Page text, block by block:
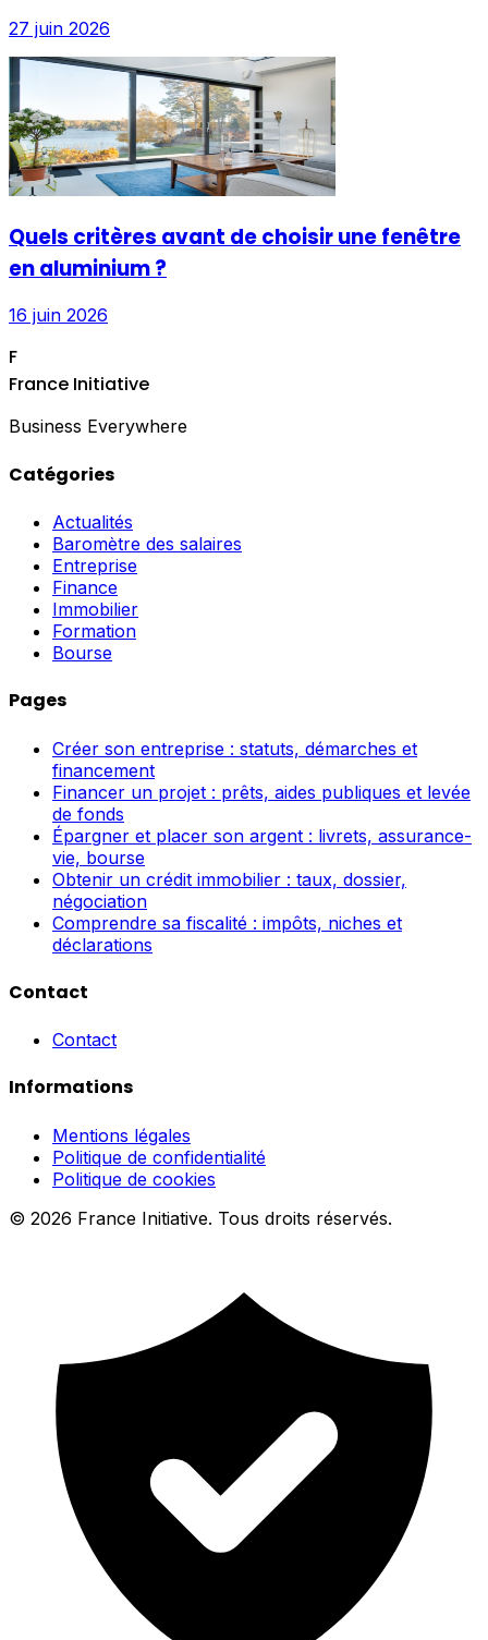
27 juin 2026
Quels critères avant de choisir une fenêtre
en aluminium ?
16 juin 2026
F
France Initiative
Business Everywhere
Catégories
Actualités
Baromètre des salaires
Entreprise
Finance
Immobilier
Formation
Bourse
Pages
Créer son entreprise : statuts, démarches et
financement
Financer un projet : prêts, aides publiques et levée
de fonds
Épargner et placer son argent : livrets, assurance-
vie, bourse
Obtenir un crédit immobilier : taux, dossier,
négociation
Comprendre sa fiscalité : impôts, niches et
déclarations
Contact
Contact
Informations
Mentions légales
Politique de confidentialité
Politique de cookies
© 2026 France Initiative. Tous droits réservés.